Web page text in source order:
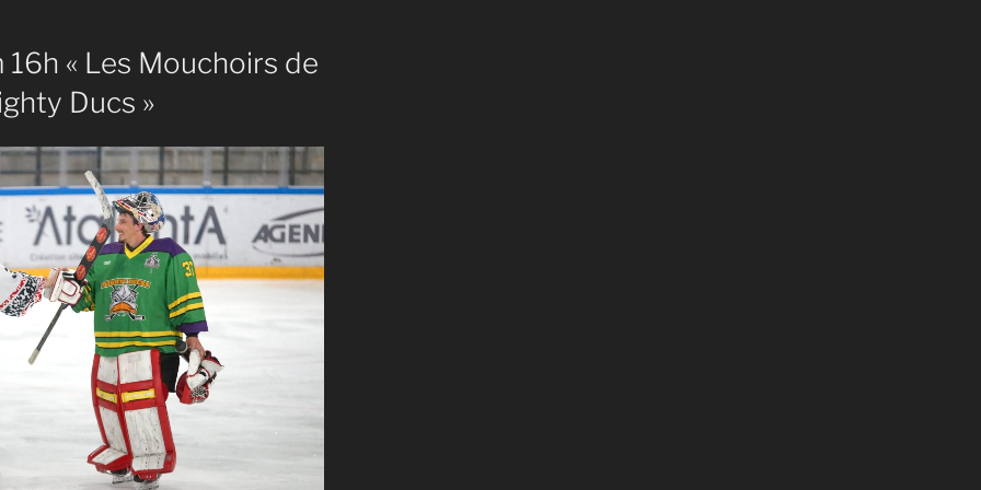
16h « Les Mouchoirs de
Ducs »